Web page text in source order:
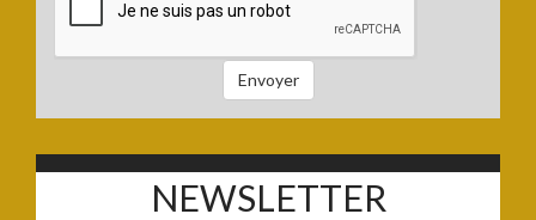
Envoyer
NEWSLETTER